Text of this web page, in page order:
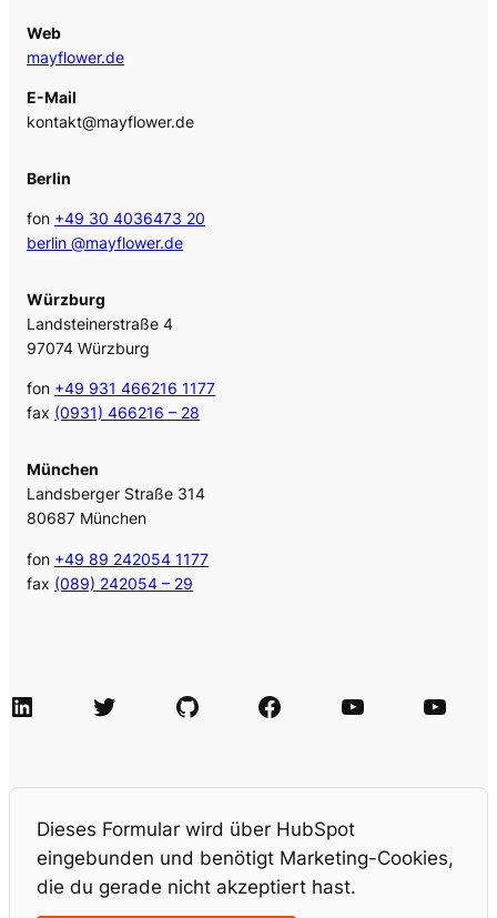
Web
mayflower.de
E-Mail
kontakt@mayflower.de
Berlin
fon +49 30 4036473 20
berlin @mayflower.de
Würzburg
Landsteinerstraße 4
97074 Würzburg
fon +49 931 466216 1177
fax (0931) 466216 – 28
München
Landsberger Straße 314
80687 München
fon +49 89 242054 1177
fax (089) 242054 – 29
LinkedIn Twitter GitHub Facebook Agile Videos Tech-Videos
Dieses Formular wird über HubSpot
eingebunden und benötigt Marketing-Cookies,
die du gerade nicht akzeptiert hast.